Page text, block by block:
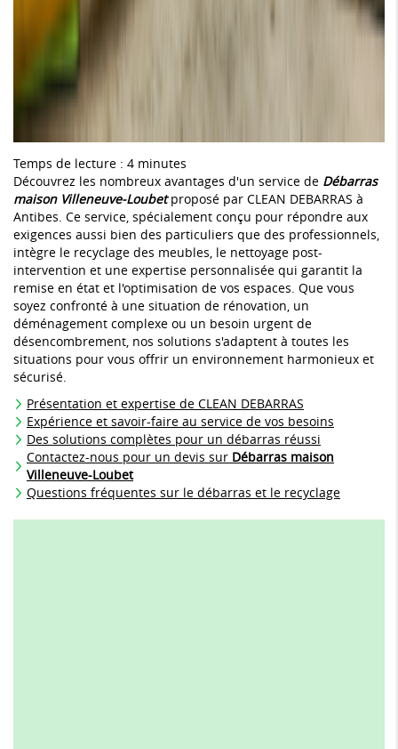
Temps de lecture : 4 minutes
Découvrez les nombreux avantages d'un service de Débarras
maison Villeneuve-Loubetproposé par CLEAN DEBARRAS à
Antibes. Ce service, spécialement conçu pour répondre aux
exigences aussi bien des particuliers que des professionnels,
intègre le recyclage des meubles, le nettoyage post-
intervention et une expertise personnalisée qui garantit la
remise en état et l'optimisation de vos espaces. Que vous
soyez confronté à une situation de rénovation, un
déménagement complexe ou un besoin urgent de
désencombrement, nos solutions s'adaptent à toutes les
situations pour vous offrir un environnement harmonieux et
sécurisé.
Présentation et expertise de CLEAN DEBARRAS
Expérience et savoir-faire au service de vos besoins
Des solutions complètes pour un débarras réussi
Contactez-nous pour un devis sur Débarras maison
Villeneuve-Loubet
Questions fréquentes sur le débarras et le recyclage